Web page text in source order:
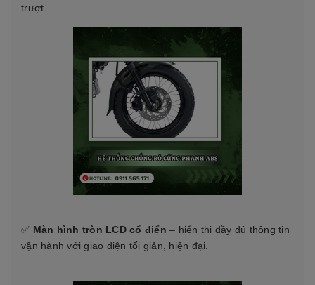
trượt.
✅ Màn hình tròn LCD cổ điển – hiển thị đầy đủ thông tin
vận hành với giao diện tối giản, hiện đại.